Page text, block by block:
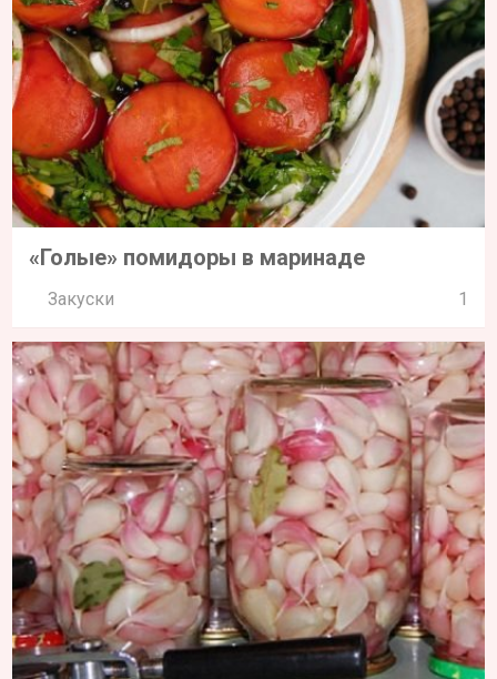
«Голые» помидоры в маринаде
Закуски 1